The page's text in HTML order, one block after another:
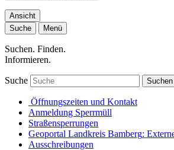
Ansicht
Suche
Menü
Suchen. Finden.
Informieren.
Suche Suchen
Öffnungszeiten und Kontakt
Anmeldung Sperrmüll
Straßensperrungen
Geoportal Landkreis Bamberg:
Ausschreibungen